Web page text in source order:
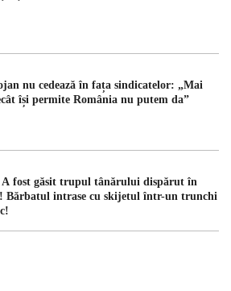
nu cedează în fața sindicatelor: „Mai
își permite România nu putem da”
A fost găsit trupul tânărului dispărut în
Bărbatul intrase cu skijetul într-un trunchi